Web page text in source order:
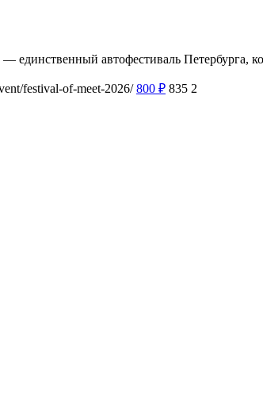
— единственный автофестиваль Петербурга,
festival-of-meet-2026/ 800 ₽ 835 2